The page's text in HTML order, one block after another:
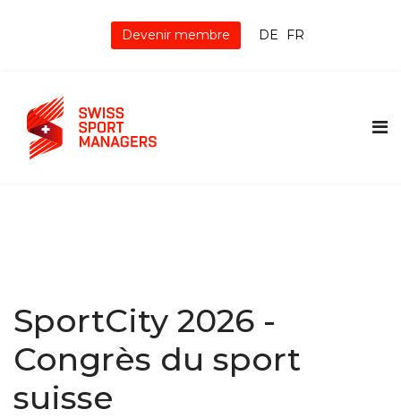
Devenir membre DE FR
SportCity 2026 -
Congrès du sport
suisse